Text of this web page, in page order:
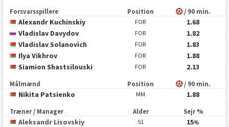
Forsvarsspillere Position / 90 min.
Alexandr Kuchinskiy FOR
1.68
Vladislav Davydov
FOR
1.82
Vladislav Solanovich
FOR
1.83
Ilya Vikhrov
FOR
1.88
Siamion Shastsilouski
FOR 2.13
Målmænd Position / 90 min.
Nikita Patsienko MM 1.88
Træner / Manager Alder Sejr %
Aleksandr Lisovskiy 51 15%